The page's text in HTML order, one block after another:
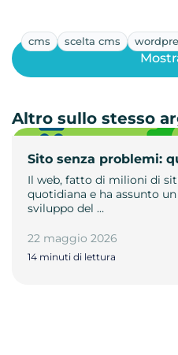
cms scelta cms
Sito senza problemi:
Il web, fatto di milioni di
quotidiana e ha assunto
sviluppo del …
22 maggio 2026
14 minuti di lettura
Altro sullo stesso